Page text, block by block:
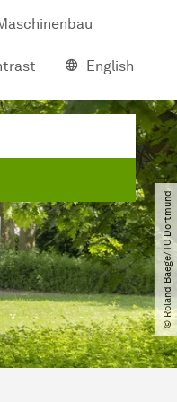
English
© Roland Baege​/​TU Dortmund